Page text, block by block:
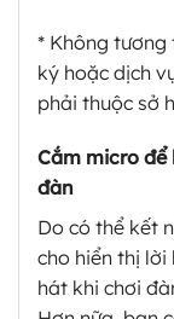
* Không tương
ký hoặc dịch
phải thuộc sở
Cắm micro
đàn
Do có thể kết
cho hiển thị
hát khi chơi